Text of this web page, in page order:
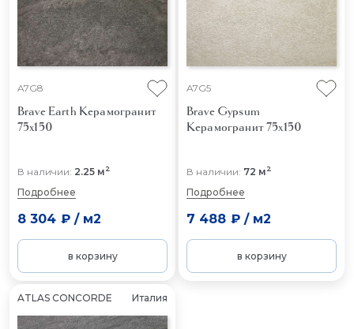
A7G8
Brave Earth Керамогранит
75x150
В наличии: 2.25 м2
Подробнее
8 304 ₽/ м2
в корзину
A7G5
Brave Gypsum
Керамогранит 75x150
В наличии: 72 м2
Подробнее
7 488 ₽/ м2
в корзину
ATLAS CONCORDE Италия